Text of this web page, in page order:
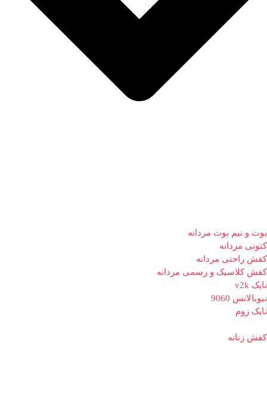
بوت و نیم بوت مردانه
کتونی مردانه
کفش راحتی مردانه
کفش کلاسیک و رسمی مردانه
نایک v2k
نیوبالانس 9060
نایک زوم
کفش زنانه